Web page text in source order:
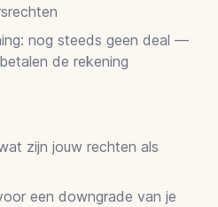
nog steeds geen deal —
de rekening
zijn jouw rechten als
een downgrade van je